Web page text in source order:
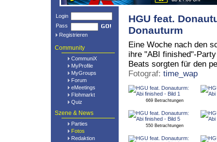
Login
Pass
Registrieren
Community
CommuniX
MyProfile
MyGroups
Forum
eMeetings
Flohmarkt
Quiz
Szene & News
Parties
Fotos
Redaktion
HGU feat.
Donauturm
Eine Woche nach den
ihre "ABI finished"-
Beats sorgten für den
Fotograf: time_wap
669 Betrachtungen
550 Betrachtungen